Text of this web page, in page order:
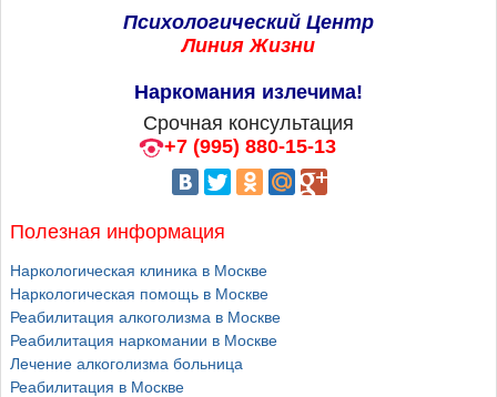
Психологический Центр
Линия Жизни
Наркомания излечима!
Срочная консультация
+7 (995) 880-15-13
Полезная информация
Наркологическая клиника в Москве
Наркологическая помощь в Москве
Реабилитация алкоголизма в Москве
Реабилитация наркомании в Москве
Лечение алкоголизма больница
Реабилитация в Москве